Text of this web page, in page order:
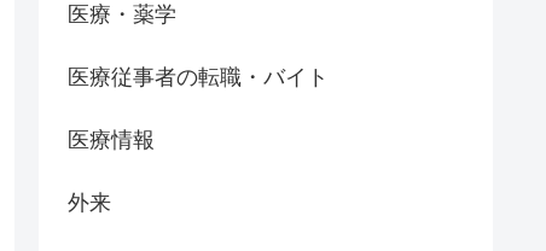
医療・薬学
医療従事者の転職・バイト
医療情報
外来